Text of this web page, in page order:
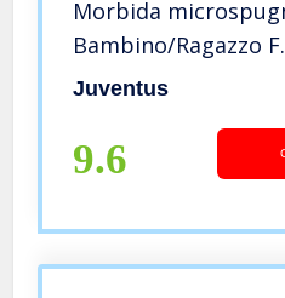
Morbida
Bambino/Ragazzo
Ufficiale (4/6 Anni)
Juventus
9.6